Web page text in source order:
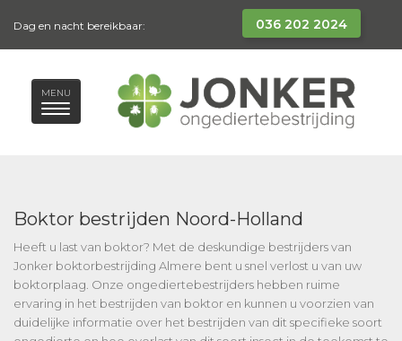
Dag en nacht bereikbaar: 036 202 2024
MENU
Boktor bestrijden Noord-Holland
Heeft u last van boktor? Met de deskundige bestrijders van
Jonker boktorbestrijding Almere bent u snel verlost u van uw
boktorplaag. Onze ongediertebestrijders hebben ruime
ervaring in het bestrijden van boktor en kunnen u voorzien van
duidelijke informatie over het bestrijden van dit specifieke soort